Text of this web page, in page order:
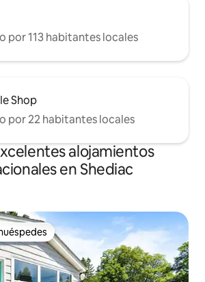
por 113 habitantes locales
Shop
por 22 habitantes locales
alojamientos
en Shediac
entre huéspedes